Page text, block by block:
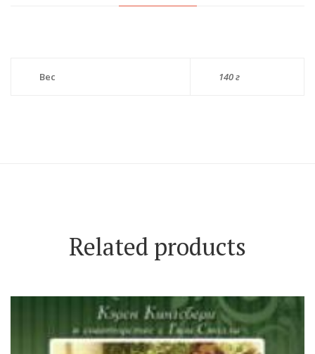
Вес 140 г
Related products